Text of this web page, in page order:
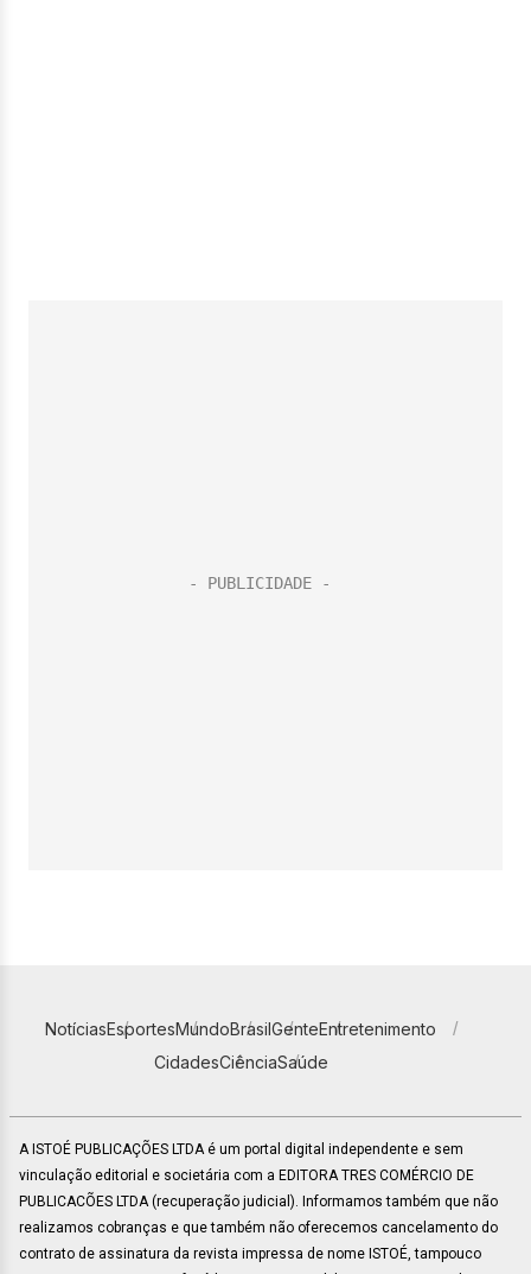
NotíciasEsportesMundoBrasilGenteEntretenimento
CidadesCiênciaSaúde
A ISTOÉ PUBLICAÇÕES LTDA é um portal digital independente e sem
vinculação editorial e societária com a EDITORA TRES COMÉRCIO DE
PUBLICACÕES LTDA (recuperação judicial). Informamos também que não
realizamos cobranças e que também não oferecemos cancelamento do
contrato de assinatura da revista impressa de nome ISTOÉ, tampouco